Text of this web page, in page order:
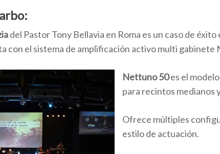
del Pastor Tony Bellavia en Roma es un caso de
con el sistema de amplificación activo multi gabinete
Nettuno 50es el
para recintos medianos
Ofrece múltiples
estilo de actuación.